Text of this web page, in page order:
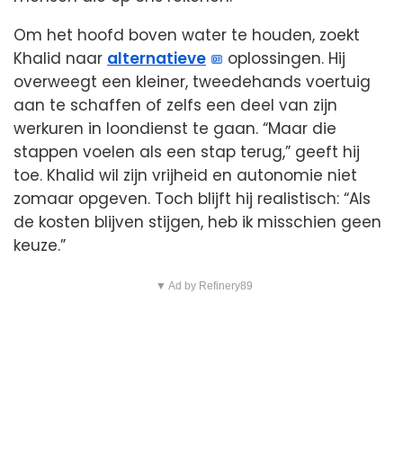
Om het hoofd boven water te houden, zoekt
Khalid naar alternatieve
oplossingen. Hij
overweegt een kleiner, tweedehands voertuig
aan te schaffen of zelfs een deel van zijn
werkuren in loondienst te gaan. “Maar die
stappen voelen als een stap terug,” geeft hij
toe. Khalid wil zijn vrijheid en autonomie niet
zomaar opgeven. Toch blijft hij realistisch: “Als
de kosten blijven stijgen, heb ik misschien geen
keuze.”
▼ Ad by Refinery89